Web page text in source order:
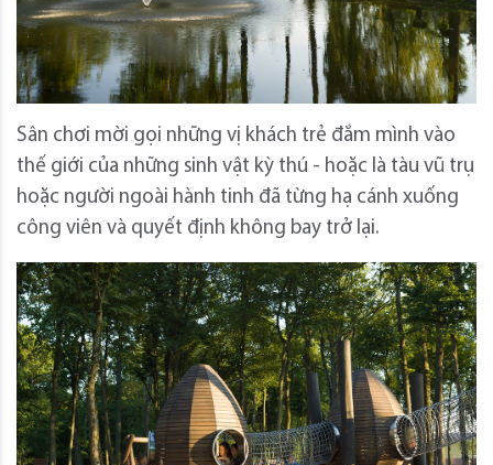
Sân chơi mời gọi những vị khách trẻ đắm mình vào
thế giới của những sinh vật kỳ thú - hoặc là tàu vũ trụ
hoặc người ngoài hành tinh đã từng hạ cánh xuống
công viên và quyết định không bay trở lại.